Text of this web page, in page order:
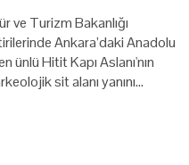
ve Turizm Bakanlığı
Ankara’daki Anadolu
ünlü Hitit Kapı Aslanı'nın
sit alanı yanını…